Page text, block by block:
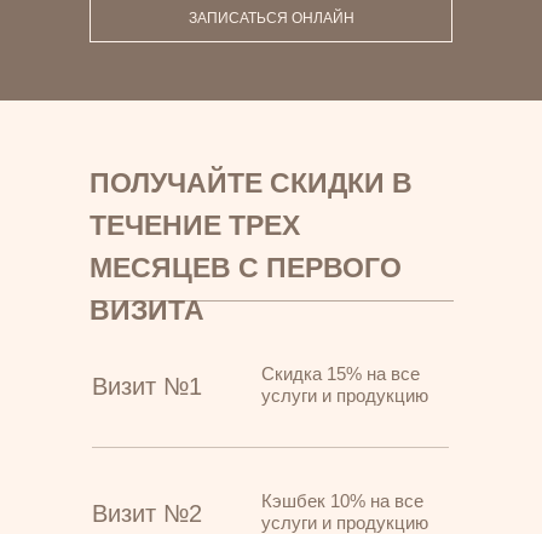
ЗАПИСАТЬСЯ ОНЛАЙН
ПОЛУЧАЙТЕ СКИДКИ В
ТЕЧЕНИЕ ТРЕХ
МЕСЯЦЕВ С ПЕРВОГО
ВИЗИТА
Визит №1
Визит №2
Скидка 15% на все
услуги и продукцию
Кэшбек 10% на все
услуги и продукцию